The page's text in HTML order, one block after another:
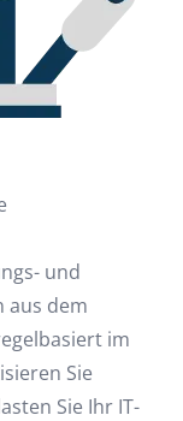
und
aus dem
im
Sie
Sie Ihr IT-